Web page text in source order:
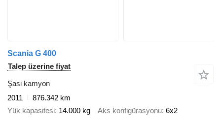
Scania G 400
Talep üzerine fiyat
Şasi kamyon
2011
876.342 km
Yük kapasitesi 14.000 kg Aks konfigürasyonu 6x2